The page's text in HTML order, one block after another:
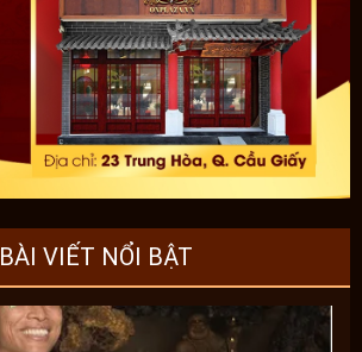
BÀI VIẾT NỔI BẬT